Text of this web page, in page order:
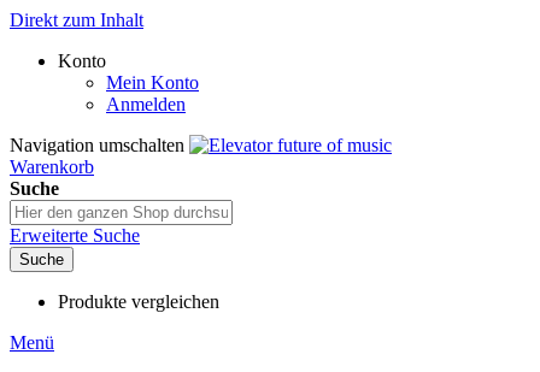
Direkt zum Inhalt
Konto
Mein Konto
Anmelden
Navigation umschalten
Warenkorb
Suche
Erweiterte Suche
Suche
Produkte vergleichen
Menü